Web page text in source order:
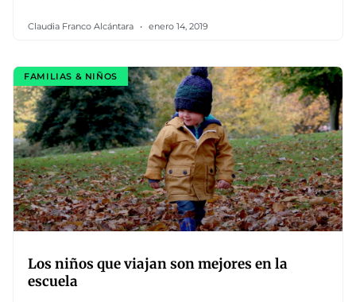
Claudia Franco Alcántara enero 14, 2019
FAMILIAS & NIÑOS
Los niños que viajan son mejores en la
escuela